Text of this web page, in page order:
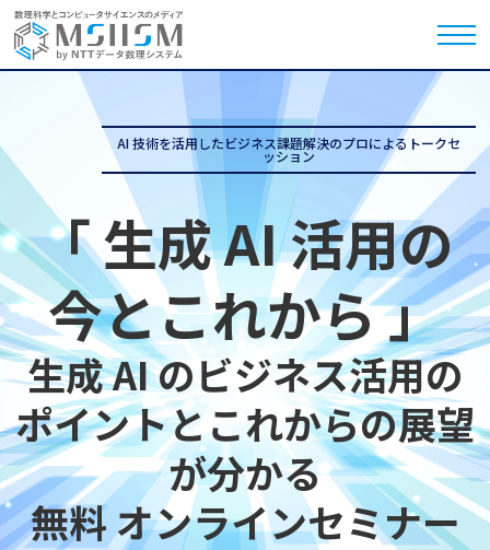
AI 技術を活用したビジネス課題解決のプロによるトークセ
ッション
「 生成 AI 活用の
今とこれから 」
生成 AI のビジネス活用の
ポイントとこれからの展望
が分かる
無料 オンラインセミナー